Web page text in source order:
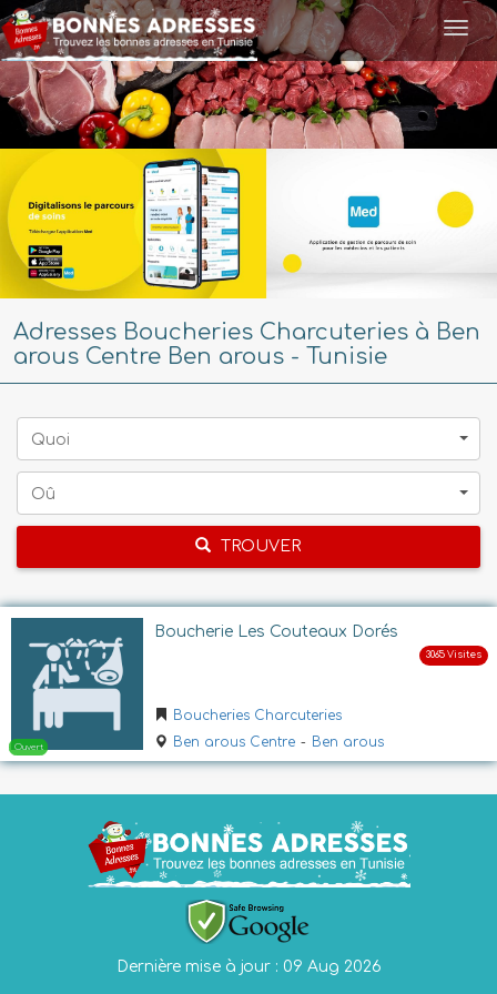
Adresses Boucheries Charcuteries à Ben
arous Centre Ben arous - Tunisie
Quoi
Oû
TROUVER
Boucherie Les Couteaux Dorés
Boucheries Charcuteries
Ben arous Centre - Ben arous
Dernière mise à jour : 09 Aug 2026